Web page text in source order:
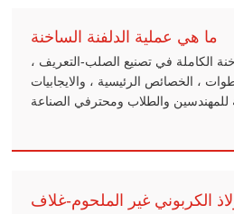
ما هي عملية الدلفنة الساخنة
الكاملة في تصنيع الصلب-التعريف ،
، الخصائص الرئيسية ، والايجابيات
الكربوني غير الملحوم-غلاف